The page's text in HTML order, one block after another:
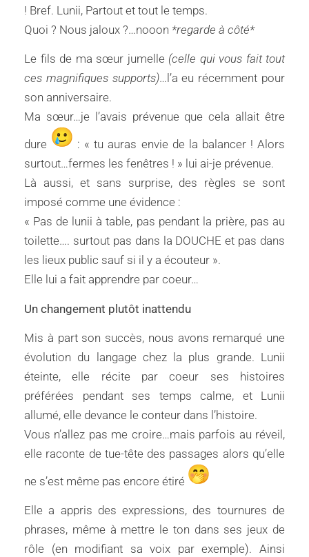
! Bref. Lunii, Partout et tout le temps.
Quoi ? Nous jaloux ?…nooon *regarde à côté*
Le fils de ma sœur jumelle (celle qui vous fait tout
ces magnifiques supports)…l’a eu récemment pour
son anniversaire.
Ma sœur…je l’avais prévenue que cela allait être
dure
: « tu auras envie de la balancer ! Alors
surtout…fermes les fenêtres ! » lui ai-je prévenue.
Là aussi, et sans surprise, des règles se sont
imposé comme une évidence :
« Pas de lunii à table, pas pendant la prière, pas au
toilette…. surtout pas dans la DOUCHE et pas dans
les lieux public sauf si il y a écouteur ».
Elle lui a fait apprendre par coeur…
Un changement plutôt inattendu
Mis à part son succès, nous avons remarqué une
évolution du langage chez la plus grande. Lunii
éteinte, elle récite par coeur ses histoires
préférées pendant ses temps calme, et Lunii
allumé, elle devance le conteur dans l’histoire.
Vous n’allez pas me croire…mais parfois au réveil,
elle raconte de tue-tête des passages alors qu’elle
ne s’est même pas encore étiré
Elle a appris des expressions, des tournures de
phrases, même à mettre le ton dans ses jeux de
rôle (en modifiant sa voix par exemple). Ainsi